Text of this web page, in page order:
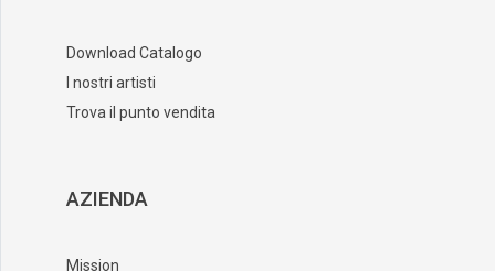
Download Catalogo
I nostri artisti
Trova il punto vendita
AZIENDA
Mission